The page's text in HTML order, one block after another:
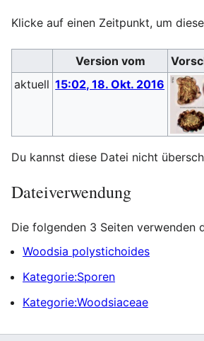
Klicke auf einen Zeitpunkt, um
Version vom
aktuell 15:02, 18. Okt. 2016
Du kannst diese Datei nicht
Dateiverwendung
Die folgenden 3 Seiten verwenden
Woodsia polystichoides
Kategorie:Sporen
Kategorie:Woodsiaceae